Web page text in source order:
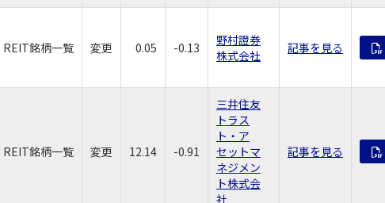
REIT銘柄一覧 変更 0.05 -0.13
野村證券
株式会社
記事を見る
REIT銘柄一覧 変更 12.14 -0.91
三井住友
トラス
ト・ア
セットマ
ネジメン
ト株式会
社
記事を見る